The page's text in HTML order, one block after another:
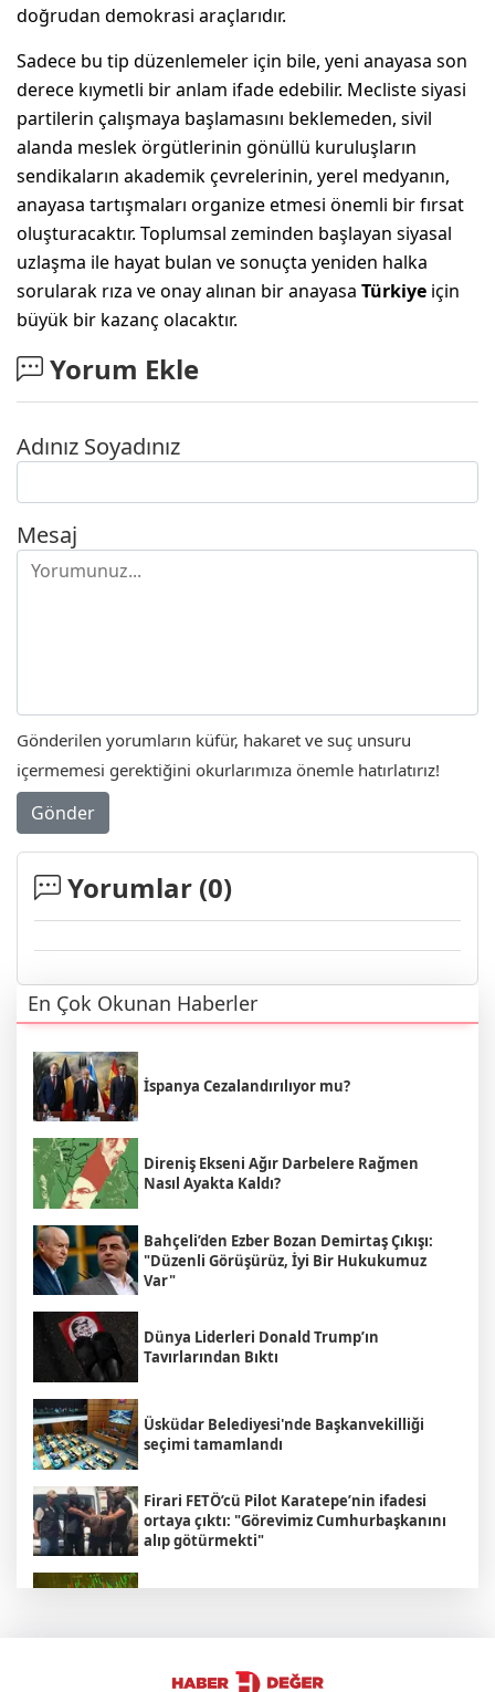
doğrudan demokrasi araçlarıdır.
Sadece bu tip düzenlemeler için bile, yeni anayasa son
derece kıymetli bir anlam ifade edebilir. Mecliste siyasi
partilerin çalışmaya başlamasını beklemeden, sivil
alanda meslek örgütlerinin gönüllü kuruluşların
sendikaların akademik çevrelerinin, yerel medyanın,
anayasa tartışmaları organize etmesi önemli bir fırsat
oluşturacaktır. Toplumsal zeminden başlayan siyasal
uzlaşma ile hayat bulan ve sonuçta yeniden halka
sorularak rıza ve onay alınan bir anayasa Türkiye için
büyük bir kazanç olacaktır.
Yorum Ekle
Adınız Soyadınız
Mesaj
Gönderilen yorumların küfür, hakaret ve suç unsuru
içermemesi gerektiğini okurlarımıza önemle hatırlatırız!
Gönder
Yorumlar (0)
En Çok Okunan Haberler
İspanya Cezalandırılıyor mu?
Direniş Ekseni Ağır Darbelere Rağmen
Nasıl Ayakta Kaldı?
Bahçeli’den Ezber Bozan Demirtaş Çıkışı:
"Düzenli Görüşürüz, İyi Bir Hukukumuz
Var"
Dünya Liderleri Donald Trump’ın
Tavırlarından Bıktı
Üsküdar Belediyesi'nde Başkanvekilliği
seçimi tamamlandı
Firari FETÖ’cü Pilot Karatepe’nin ifadesi
ortaya çıktı: "Görevimiz Cumhurbaşkanını
alıp götürmekti"
'Çerçeve Yasa' Kanun Teklifinin kapsamı